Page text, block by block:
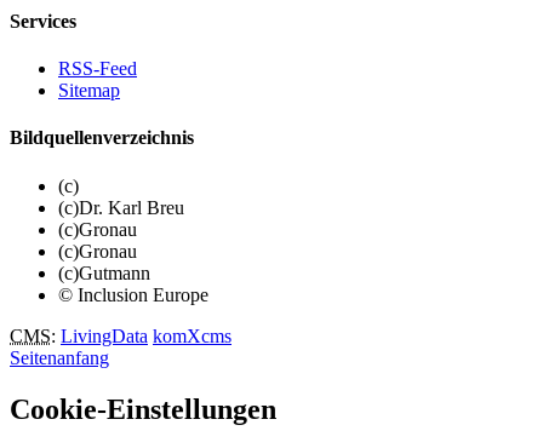
Services
RSS-Feed
Sitemap
Bildquellenverzeichnis
(c)
(c)Dr. Karl Breu
(c)Gronau
(c)Gronau
(c)Gutmann
© Inclusion Europe
CMS: LivingData komXcms
Seitenanfang
Cookie-Einstellungen